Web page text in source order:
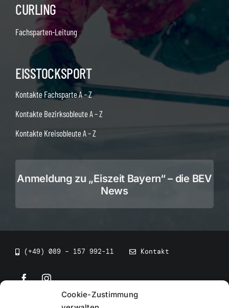
Cookie-Zustimmung
CURLING
Fachsparten-Leitung
EISSTOCKSPORT
Kontakte Fachsparte A – Z
Kontakte Bezirksobleute A – Z
Kontakte Kreisobleute A – Z
Anmeldung zu „Eiszeit Bayern“ – die BEV
News
(+49) 089 – 157 992-11 Kontakt
• BEV Bayerischer Eissportverband